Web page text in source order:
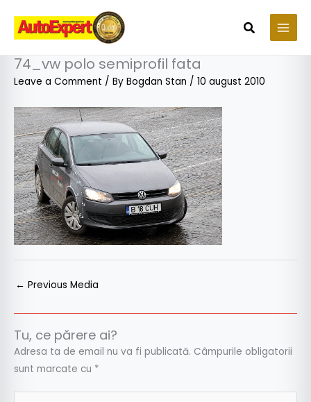
content
Search
74_vw polo semiprofil fata
Leave a Comment / By Bogdan Stan / 10 august 2010
← Previous Media
Tu, ce părere ai?
Adresa ta de email nu va fi publicată. Câmpurile obligatorii
sunt marcate cu *